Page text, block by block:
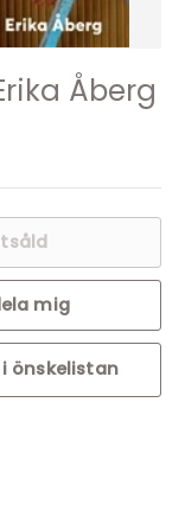
Åberg
mig
önskelistan